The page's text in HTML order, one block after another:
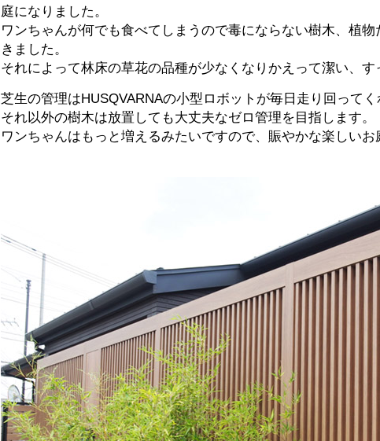
庭になりました。
ワンちゃんが何でも食べてしまうので毒にならない樹木、植
きました。
それによって林床の草花の品種が少なくなりかえって潔い、す
芝生の管理はHUSQVARNAの小型ロボットが毎日走り回ってく
それ以外の樹木は放置しても大丈夫なゼロ管理を目指します。
ワンちゃんはもっと増えるみたいですので、賑やかな楽しいお